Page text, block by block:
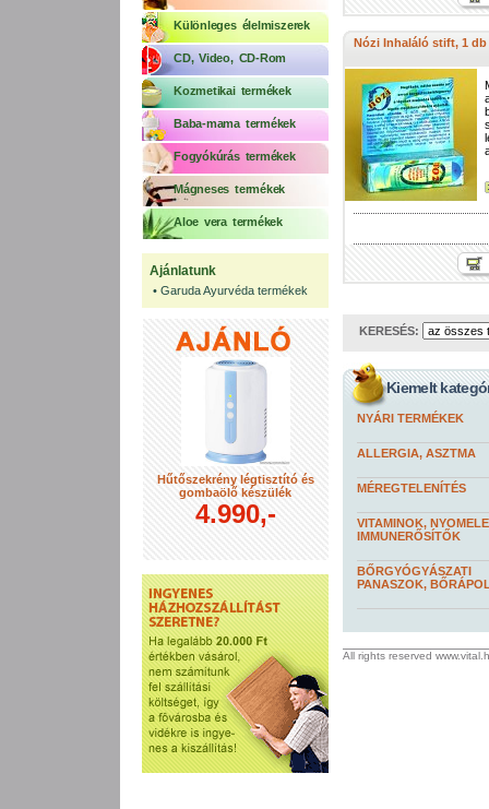
Különleges élelmiszerek
CD, Video, CD-Rom
Kozmetikai termékek
Baba-mama termékek
Fogyókúrás termékek
Mágneses termékek
Aloe vera termékek
Ajánlatunk
• Garuda Ayurvéda termékek
Hűtőszekrény légtisztító és
gombaölő készülék
4.990,-
Nózi Inhaláló stift, 1 db
KERESÉS:
Kiemelt
NYÁRI TERMÉKEK
ALLERGIA, ASZTMA
MÉREGTELENÍTÉS
VITAMINOK,
IMMUNERŐSÍTŐK
BŐRGYÓGYÁSZATI
PANASZOK,
All rights reserved